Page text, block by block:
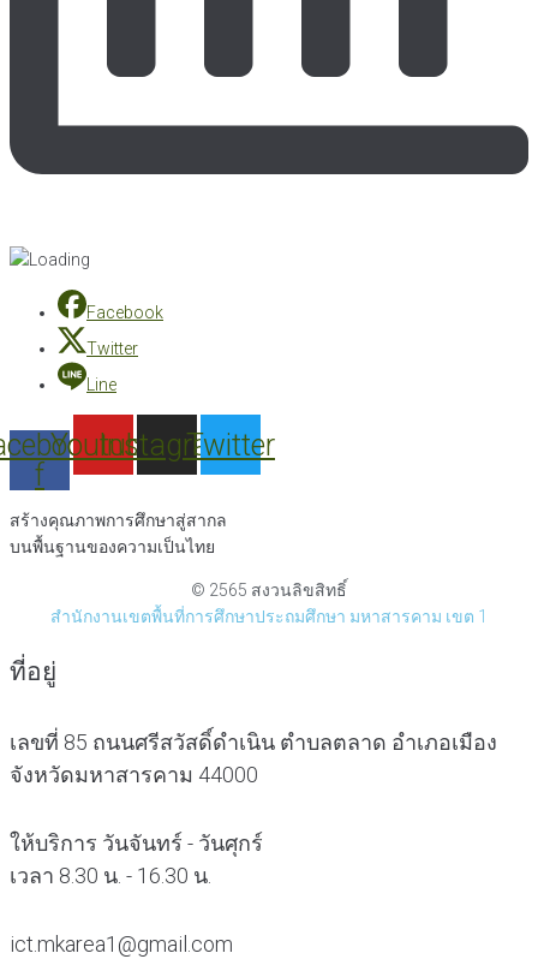
Facebook
Twitter
Line
f
Youtube
Instagram
Twitter
สร้างคุณภาพการศึกษาสู่สากล
บนพื้นฐานของความเป็นไทย
© 2565 สงวนลิขสิทธิ์
สำนักงานเขตพื้นที่การศึกษาประถมศึกษา มหาสารคาม เขต 1
ที่อยู่
เลขที่ 85 ถนนศรีสวัสดิ์ดำเนิน ตำบลตลาด อำเภอเมือง
จังหวัดมหาสารคาม 44000
ให้บริการ วันจันทร์ - วันศุกร์
เวลา 8.30 น. - 16.30 น.
ict.mkarea1@gmail.com